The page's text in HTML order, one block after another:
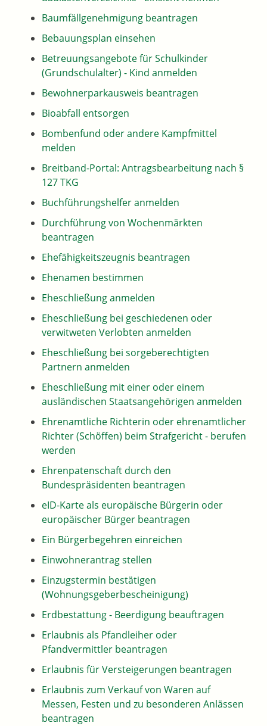
Baumfällgenehmigung beantragen
Bebauungsplan einsehen
Betreuungsangebote für Schulkinder
(Grundschulalter) - Kind anmelden
Bewohnerparkausweis beantragen
Bioabfall entsorgen
Bombenfund oder andere Kampfmittel
melden
Breitband-Portal: Antragsbearbeitung nach §
127 TKG
Buchführungshelfer anmelden
Durchführung von Wochenmärkten
beantragen
Ehefähigkeitszeugnis beantragen
Ehenamen bestimmen
Eheschließung anmelden
Eheschließung bei geschiedenen oder
verwitweten Verlobten anmelden
Eheschließung bei sorgeberechtigten
Partnern anmelden
Eheschließung mit einer oder einem
ausländischen Staatsangehörigen anmelden
Ehrenamtliche Richterin oder ehrenamtlicher
Richter (Schöffen) beim Strafgericht - berufen
werden
Ehrenpatenschaft durch den
Bundespräsidenten beantragen
eID-Karte als europäische Bürgerin oder
europäischer Bürger beantragen
Ein Bürgerbegehren einreichen
Einwohnerantrag stellen
Einzugstermin bestätigen
(Wohnungsgeberbescheinigung)
Erdbestattung - Beerdigung beauftragen
Erlaubnis als Pfandleiher oder
Pfandvermittler beantragen
Erlaubnis für Versteigerungen beantragen
Erlaubnis zum Verkauf von Waren auf
Messen, Festen und zu besonderen Anlässen
beantragen